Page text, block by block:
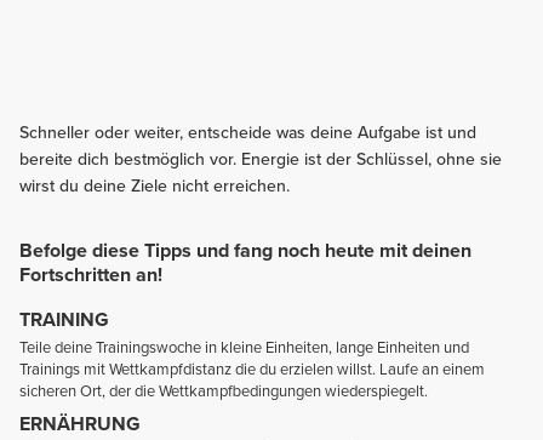
Schneller oder weiter, entscheide was deine Aufgabe ist und
bereite dich bestmöglich vor. Energie ist der Schlüssel, ohne sie
wirst du deine Ziele nicht erreichen.
Befolge diese Tipps und fang noch heute mit deinen
Fortschritten an!
TRAINING
Teile deine Trainingswoche in kleine Einheiten, lange Einheiten und
Trainings mit Wettkampfdistanz die du erzielen willst. Laufe an einem
sicheren Ort, der die Wettkampfbedingungen wiederspiegelt.
ERNÄHRUNG